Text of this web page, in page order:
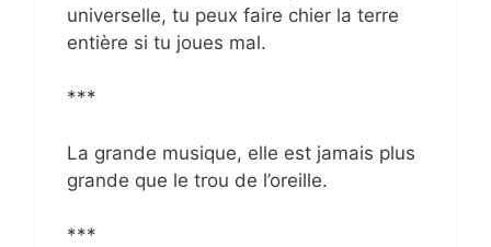
universelle, tu peux faire chier la terre
entière si tu joues mal.
***
La grande musique, elle est jamais plus
grande que le trou de l’oreille.
***